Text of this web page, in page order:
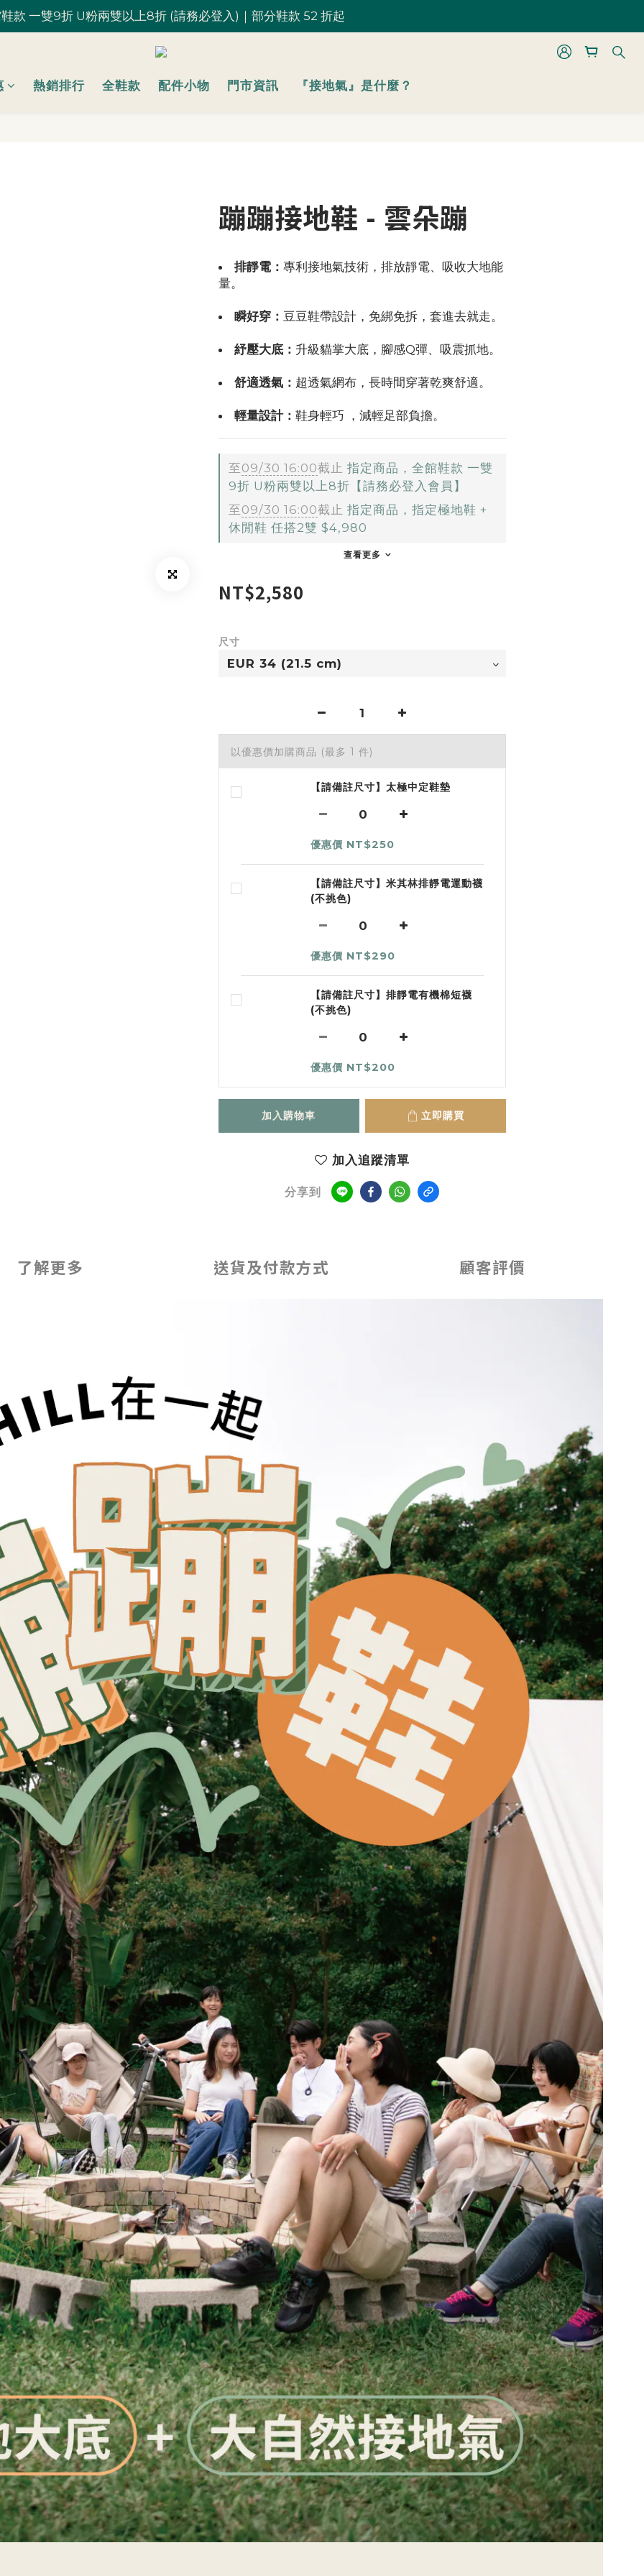
款 一雙9折 U粉兩雙以上8折 (請務必登入)｜部分鞋款 52 折起
款 一雙9折 U粉兩雙以上8折 (請務必登入)｜部分鞋款 52 折起
台灣滿 $1,700 享免運優惠
U粉就是你！加入會員 $200 購物金馬上用~
熱銷排行 全鞋款 配件小物 門市資訊 『接地氣』是什麼？
蹦蹦接地鞋 - 雲朵蹦
排靜電：專利接地氣技術，排放靜電、吸收大地能
量。
瞬好穿：豆豆鞋帶設計，免綁免拆，套進去就走。
紓壓大底： 升級貓掌大底，腳感Q彈、吸震抓地。
舒適透氣： 超透氣網布，長時間穿著乾爽舒適。
輕量設計：鞋身輕巧 ，減輕足部負擔。
至09/30 16:00截止 指定商品，全館鞋款 一雙
9折 U粉兩雙以上8折【請務必登入會員】
至09/30 16:00截止 指定商品，指定極地鞋 +
休閒鞋 任搭2雙 $4,980
查看更多
NT$2,580
尺寸
以優惠價加購商品 (最多 1 件)
【請備註尺寸】太極中定鞋墊
優惠價 NT$250
【請備註尺寸】米其林排靜電運動襪
(不挑色)
優惠價 NT$290
【請備註尺寸】排靜電有機棉短襪
(不挑色)
優惠價 NT$200
加入購物車 立即購買
加入追蹤清單
分享到
了解更多 送貨及付款方式 顧客評價